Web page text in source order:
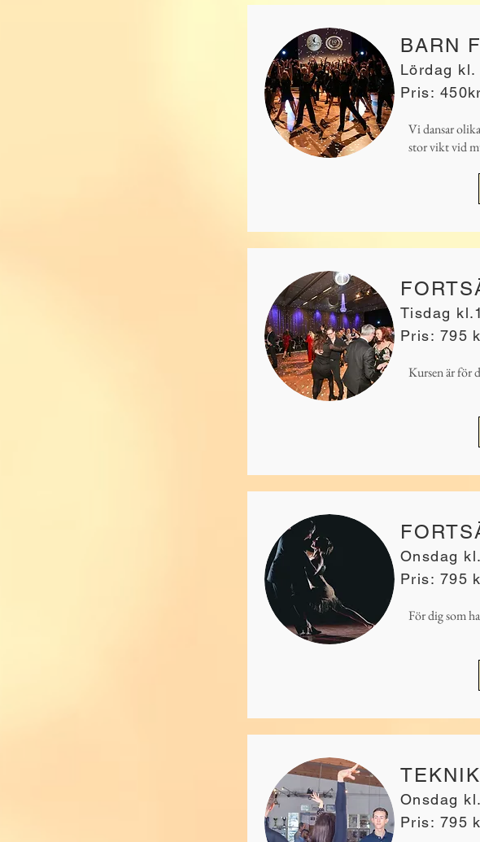
BARN
Lördag kl.
Pris: 450kr
Vi dansar
stor vikt vid
Tisdag
Pris: 795
Kursen är för
Onsdag
Pris: 795
För dig som
Onsdag
Pris: 795